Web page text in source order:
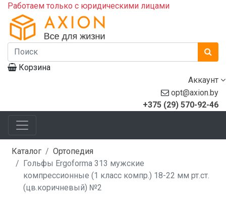
Работаем только с юридическими лицами
Корзина
Аккаунт
opt@axion.by
+375 (29) 570-92-46
Каталог
Ортопедия
Гольфы Ergoforma 313 мужские
компрессионные (1 класс компр.) 18-22 мм рт.ст.
(цв.коричневый) №2